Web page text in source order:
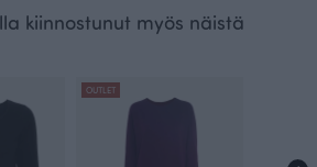
kiinnostunut myös näistä
OUTLET